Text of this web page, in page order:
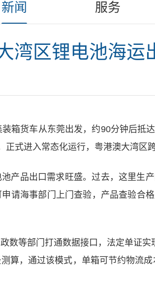
新闻 服务
湾区锂电池海运
箱货车从东莞出发，约90分钟后抵
正式进入常态化运行，粤港澳大湾区
产品出口需求旺盛。过去，这里生
请海事部门上门查验，产品查验合
数等部门打通数据接口，法定单证
算，通过该模式，单箱可节约物流